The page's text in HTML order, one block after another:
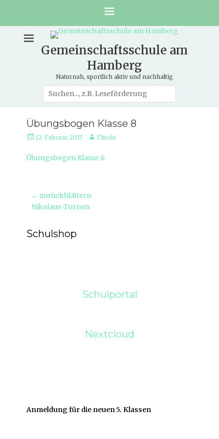
Gemeinschaftsschule am
Hamberg
Naturnah, sportlich aktiv und nachhaltig
Suche
nach:
Übungsbogen Klasse 8
Veröffentlicht
12. Februar 2017 AutorThode
Übungsbogen Klasse 8
Beitragsnavigation
← zurückblättern
Vorheriger
Nikolaus-Turnen
Schulshop
Schulportal
Nextcloud
Anmeldung für die neuen 5. Klassen